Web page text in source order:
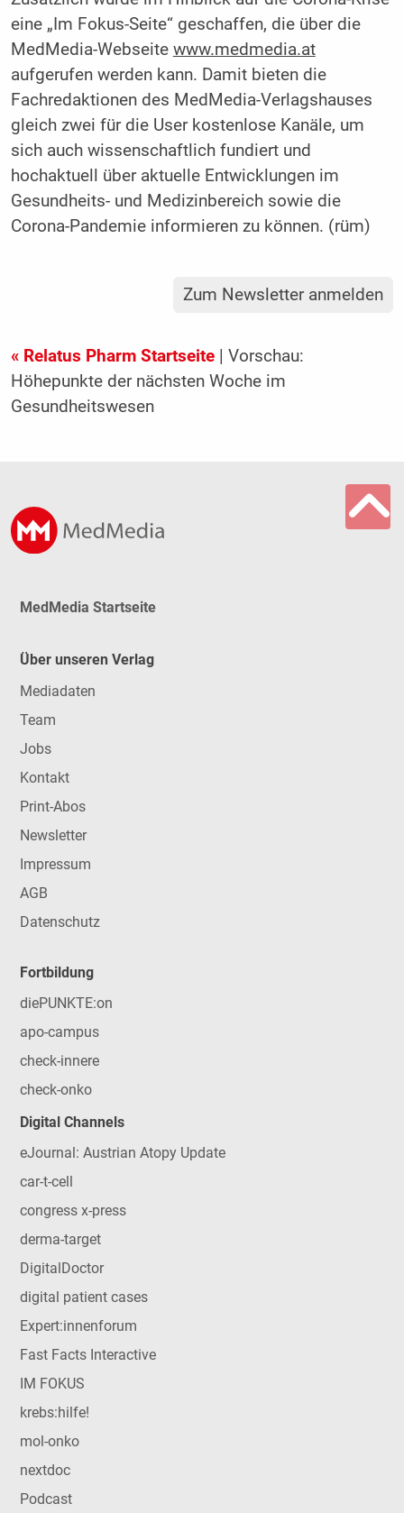
eine „Im Fokus-Seite“ geschaffen, die über die
MedMedia-Webseite www.medmedia.at
aufgerufen werden kann. Damit bieten die
Fachredaktionen des MedMedia-Verlagshauses
gleich zwei für die User kostenlose Kanäle, um
sich auch wissenschaftlich fundiert und
hochaktuell über aktuelle Entwicklungen im
Gesundheits- und Medizinbereich sowie die
Corona-Pandemie informieren zu können. (rüm)
Zum Newsletter anmelden
« Relatus Pharm Startseite| Vorschau:
Höhepunkte der nächsten Woche im
Gesundheitswesen
MedMedia Startseite
Über unseren Verlag
Mediadaten
Team
Jobs
Kontakt
Print-Abos
Newsletter
Impressum
AGB
Datenschutz
Fortbildung
diePUNKTE:on
apo-campus
check-innere
check-onko
Digital Channels
eJournal: Austrian Atopy Update
car-t-cell
congress x-press
derma-target
DigitalDoctor
digital patient cases
Expert:innenforum
Fast Facts Interactive
IM FOKUS
krebs:hilfe!
mol-onko
nextdoc
Podcast